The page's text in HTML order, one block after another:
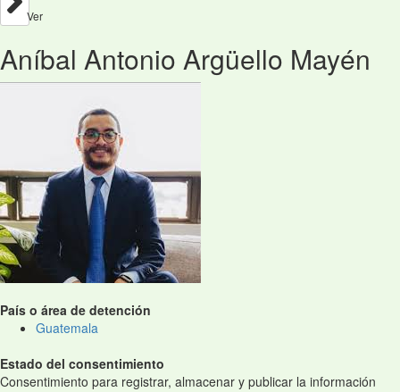
Ver
Aníbal Antonio Argüello Mayén
País o área de detención
Guatemala
Estado del consentimiento
Consentimiento para registrar, almacenar y publicar la información